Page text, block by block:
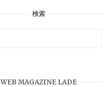
検索
WEB MAGAZINE LADE